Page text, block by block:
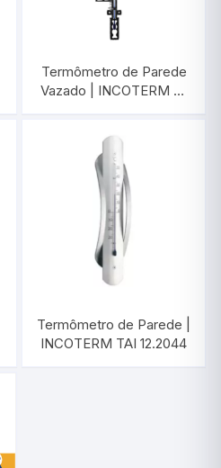
Termômetro de Parede
Vazado | INCOTERM A-
Termômetro de Parede |
INCOTERM TAI 12.2044